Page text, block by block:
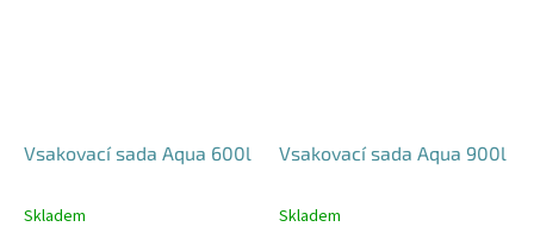
Vsakovací sada Aqua 600l
Průměrné
Skladem
Vsakovací sada Aqua 900l
Průměrné
Skladem